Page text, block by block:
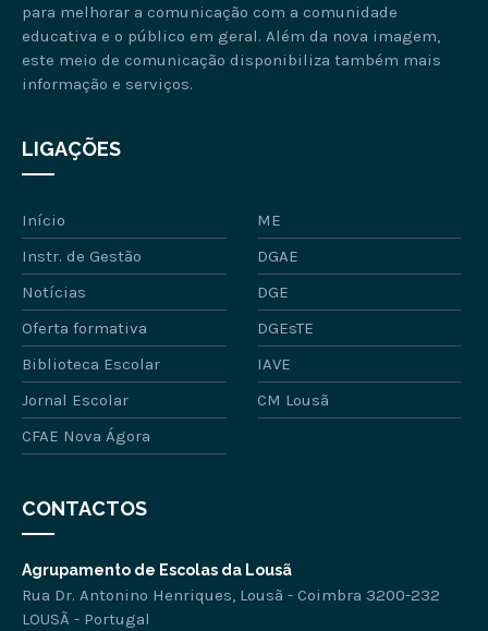
para melhorar a comunicação com a comunidade
educativa e o público em geral. Além da nova imagem,
este meio de comunicação disponibiliza também mais
informação e serviços.
LIGAÇÕES
Início
ME
Instr. de Gestão
DGAE
Notícias
DGE
Oferta formativa
DGEsTE
Biblioteca Escolar
IAVE
Jornal Escolar
CM Lousã
CFAE Nova Ágora
CONTACTOS
Agrupamento de Escolas da Lousã
Rua Dr. Antonino Henriques, Lousã - Coimbra 3200-232
LOUSÃ - Portugal